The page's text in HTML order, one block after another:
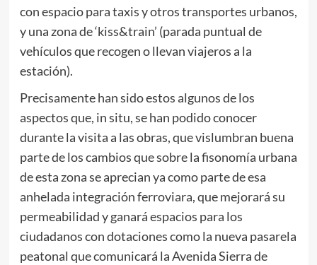
con espacio para taxis y otros transportes urbanos,
y una zona de ‘kiss&train’ (parada puntual de
vehículos que recogen o llevan viajeros a la
estación).
Precisamente han sido estos algunos de los
aspectos que, in situ, se han podido conocer
durante la visita a las obras, que vislumbran buena
parte de los cambios que sobre la fisonomía urbana
de esta zona se aprecian ya como parte de esa
anhelada integración ferroviara, que mejorará su
permeabilidad y ganará espacios para los
ciudadanos con dotaciones como la nueva pasarela
peatonal que comunicará la Avenida Sierra de